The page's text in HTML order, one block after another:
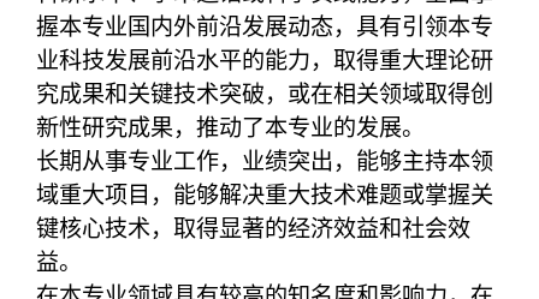
握本专业国内外前沿发展动态，具有引领本专
业科技发展前沿水平的能力，取得重大理论研
究成果和关键技术突破，或在相关领域取得创
新性研究成果，推动了本专业的发展。
长期从事专业工作，业绩突出，能够主持本领
域重大项目，能够解决重大技术难题或掌握关
键核心技术，取得显著的经济效益和社会效
益。